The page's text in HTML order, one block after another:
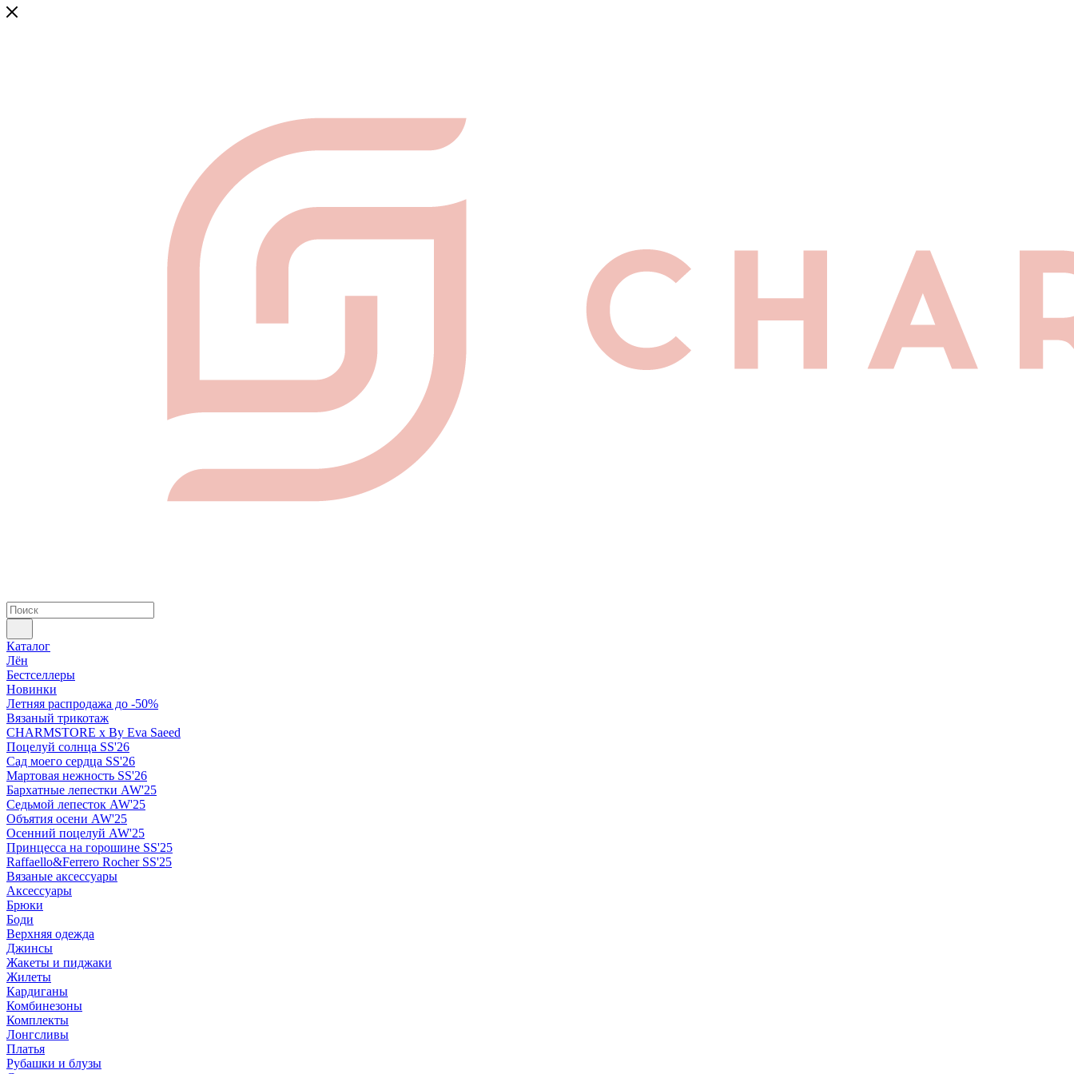
Каталог
Лён
Бестселлеры
Новинки
Летняя распродажа до -50%
Вязаный трикотаж
CHARMSTORE х By Eva Saeed
Поцелуй солнца SS'26
Сад моего сердца SS'26
Мартовая нежность SS'26
Бархатные лепестки AW'25
Седьмой лепесток AW'25
Объятия осени AW'25
Осенний поцелуй AW'25
Принцесса на горошине SS'25
Raffaello&Ferrero Rocher SS'25
Вязаные аксессуары
Аксессуары
Брюки
Боди
Верхняя одежда
Джинсы
Жакеты и пиджаки
Жилеты
Кардиганы
Комбинезоны
Комплекты
Лонгсливы
Платья
Рубашки и блузы